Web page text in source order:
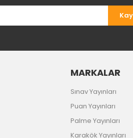
MARKALAR
Sınav Yayınları
Puan Yayınları
Palme Yayınları
Karakök Yayınları